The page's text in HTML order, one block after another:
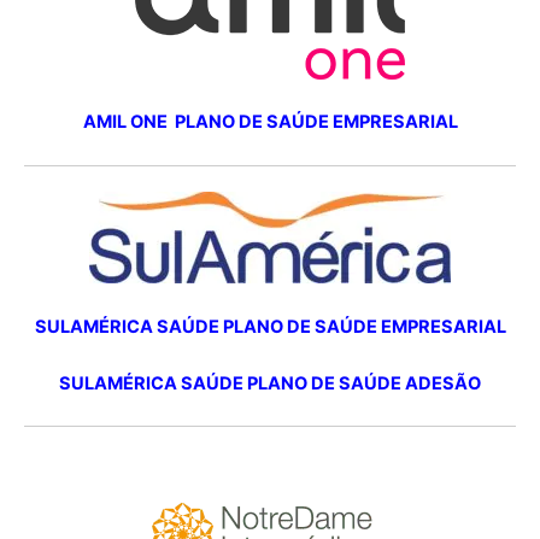
AMIL ONE PLANO DE SAÚDE EMPRESARIAL
SULAMÉRICA SAÚDE PLANO DE SAÚDE EMPRESARIAL
SULAMÉRICA SAÚDE PLANO DE SAÚDE ADESÃO